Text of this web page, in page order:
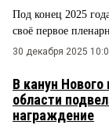
Под конец 2025
своё первое
30 декабря 2025
В канун
области
награждение